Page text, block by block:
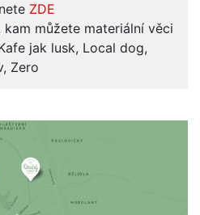
ZDE
kam můžete materiální věci
jak lusk, Local dog,
Zero